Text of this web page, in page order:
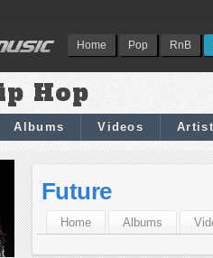
Home Pop RnB
Hop
Albums Videos
Future
Home Albums